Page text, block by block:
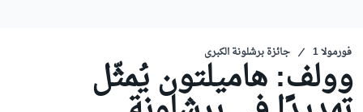
فورمولا 1 جائزة برشلونة الكبرى
وولف: هاميلتون يُمثّل